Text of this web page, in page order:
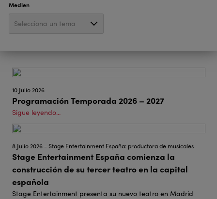
Medien
10 Julio 2026
Programación Temporada 2026 – 2027
Sigue leyendo...
8 Julio 2026 - Stage Entertainment España: productora de musicales
Stage Entertainment España comienza la
construcción de su tercer teatro en la capital
española
Stage Entertainment presenta su nuevo teatro en Madrid